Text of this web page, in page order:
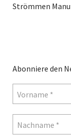
Strömmen
Abonniere den